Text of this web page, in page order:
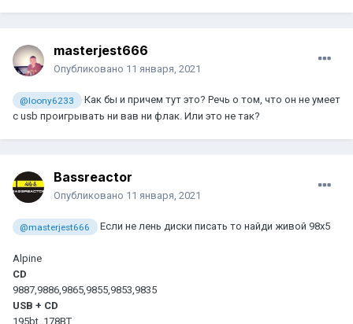
masterjest666
Опубликовано 11 января, 2021
@loony6233
Как бы и причем тут это? Речь о том, что он не умеет
с usb проигрывать ни вав ни флак. Или это не так?
Bassreactor
Опубликовано 11 января, 2021
@masterjest666 Если не лень диски писать то найди живой 98x5
Alpine
CD
9887,9886,9865,9855,9853,9835
USB + CD
195bt ,178BT